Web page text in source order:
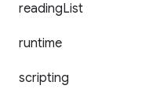
readingList
runtime
scripting